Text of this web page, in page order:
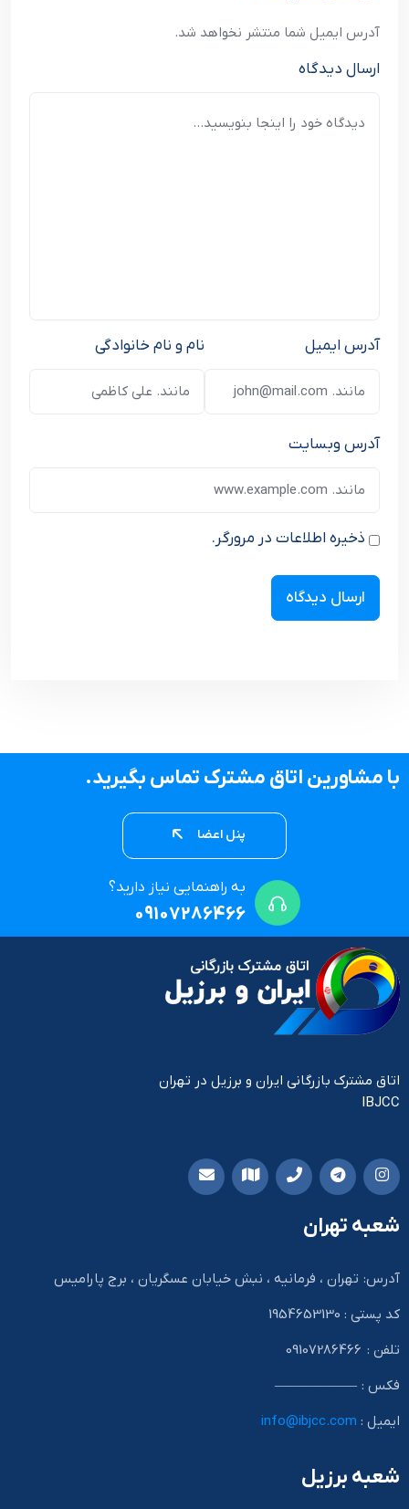
آدرس ایمیل شما منتشر نخواهد شد.
ارسال دیدگاه
نام و نام خانوادگی آدرس ایمیل
آدرس وبسایت
ذخیره اطلاعات در مرورگر.
با مشاورین اتاق مشترک تماس بگیرید.
پنل اعضا
به راهنمایی نیاز دارید؟
09107286466
اتاق مشترک بازرگانی ایران و برزیل در تهران
IBJCC
شعبه تهران
آدرس: تهران ، فرمانیه ، نبش خیابان عسگریان ، برج پارامیس
کد پستی : 1954653130
تلفن : 09107286466
فکس : ——————
ایمیل : info@ibjcc.com
شعبه برزیل